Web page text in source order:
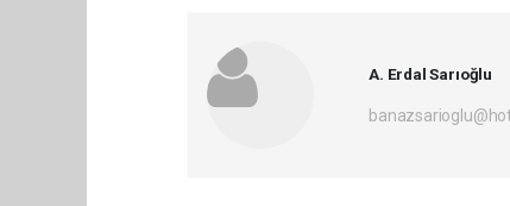
A. Erdal Sarıoğlu